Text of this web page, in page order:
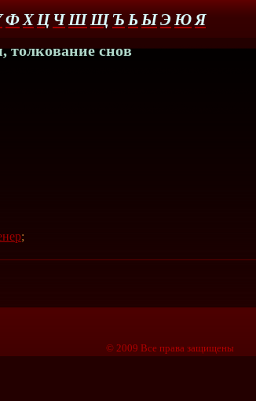
ФХЦ ЧШЩ Ъ ЬЫЭ ЮЯ
толкование снов
;
© 2009 Все права защищены